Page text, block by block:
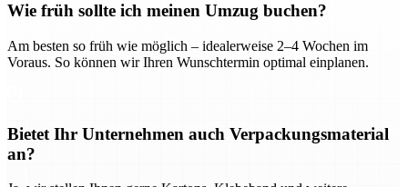
Wie früh sollte ich meinen Umzug buchen?
Am besten so früh wie möglich – idealerweise 2–4 Wochen im
Voraus. So können wir Ihren Wunschtermin optimal einplanen.
Bietet Ihr Unternehmen auch Verpackungsmaterial
an?